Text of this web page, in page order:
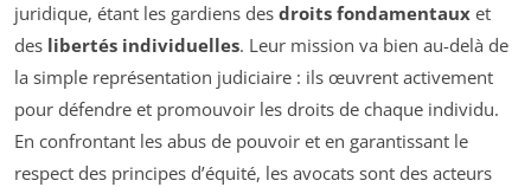
juridique, étant les gardiens des droits fondamentaux et
des libertés individuelles. Leur mission va bien au-delà de
la simple représentation judiciaire : ils œuvrent activement
pour défendre et promouvoir les droits de chaque individu.
En confrontant les abus de pouvoir et en garantissant le
respect des principes d’équité, les avocats sont des acteurs